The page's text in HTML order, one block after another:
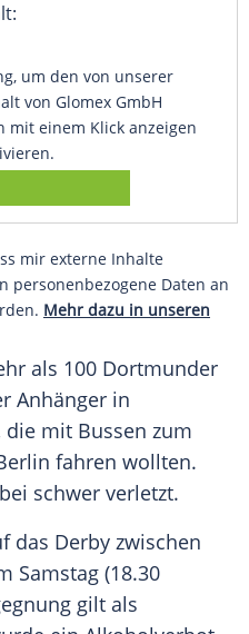
um den von unserer
von Glomex GmbH
mit einem Klick anzeigen
mir externe Inhalte
personenbezogene Daten an
Mehr dazu in unseren
als 100 Dortmunder
Anhänger in
mit Bussen zum
fahren wollten.
schwer verletzt.
das Derby zwischen
Samstag (18.30
gilt als